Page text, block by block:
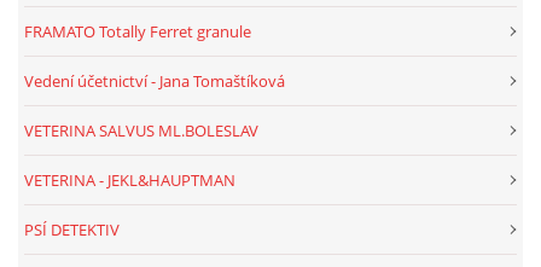
FRAMATO Totally Ferret granule
Vedení účetnictví - Jana Tomaštíková
VETERINA SALVUS ML.BOLESLAV
VETERINA - JEKL&HAUPTMAN
PSÍ DETEKTIV